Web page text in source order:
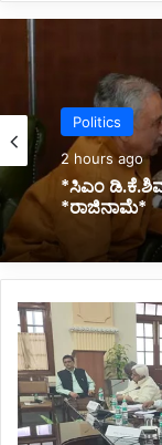
Politics
2 hours ago
*ಸಿಎಂ
*ರಾಜಿನಾಮೆ*
Latest
3 hours ago
*ಬಸ್ ನಲ್ಲಿ
ಶಿಕ್ಷಣಾಧಿಕಾರಿ
ಎ
ಲ್
ಲ
ಐ
ದು
ಗ್